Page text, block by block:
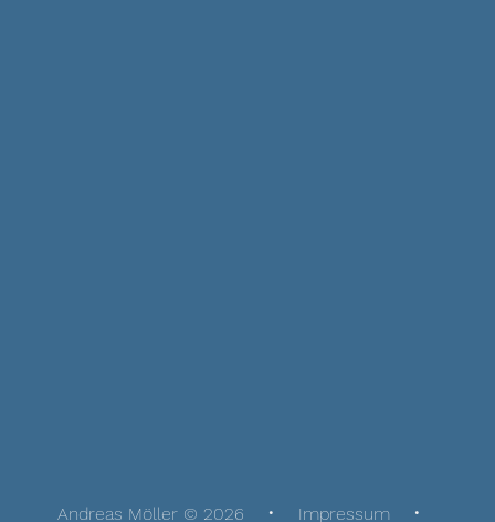
Andreas Möller © 2026 Impressum